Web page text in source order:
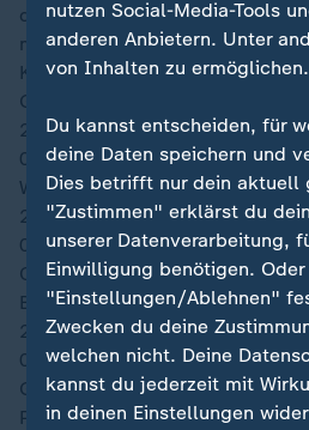
das Spiel derzeit komplett im
mehr Ballbesitz und suchen
Konterstärke der Afrikaner
Geltung.
27′
03:57
Weiter geht's!
24′
03:55
Clément Turpin, der
Begegnung, bittet die Spieler
23′
03:53
Ghana kommt durchs linke
Pass wird Iñaki Williams in der
nutzen Social-Media-Tools
anderen Anbietern. Unter
von Inhalten zu ermöglichen.
Du kannst entscheiden, für
deine Daten speichern und
Dies betrifft nur dein aktuell
"Zustimmen" erklärst du
unserer Datenverarbeitung,
Einwilligung benötigen.
"Einstellungen/Ablehnen"
Zwecken du deine
welchen nicht. Deine
kannst du jederzeit mit
in deinen Einstellungen